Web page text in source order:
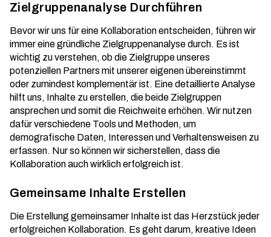
Zielgruppenanalyse Durchführen
Bevor wir uns für eine Kollaboration entscheiden, führen wir
immer eine gründliche Zielgruppenanalyse durch. Es ist
wichtig zu verstehen, ob die Zielgruppe unseres
potenziellen Partners mit unserer eigenen übereinstimmt
oder zumindest komplementär ist. Eine detaillierte Analyse
hilft uns, Inhalte zu erstellen, die beide Zielgruppen
ansprechen und somit die Reichweite erhöhen. Wir nutzen
dafür verschiedene Tools und Methoden, um
demografische Daten, Interessen und Verhaltensweisen zu
erfassen. Nur so können wir sicherstellen, dass die
Kollaboration auch wirklich erfolgreich ist.
Gemeinsame Inhalte Erstellen
Die Erstellung gemeinsamer Inhalte ist das Herzstück jeder
erfolgreichen Kollaboration. Es geht darum, kreative Ideen